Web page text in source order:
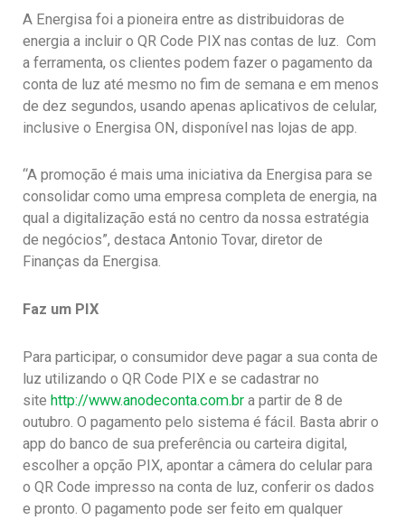
A Energisa foi a pioneira entre as distribuidoras de
energia a incluir o QR Code PIX nas contas de luz. Com
a ferramenta, os clientes podem fazer o pagamento da
conta de luz até mesmo no fim de semana e em menos
de dez segundos, usando apenas aplicativos de celular,
inclusive o Energisa ON, disponível nas lojas de app.
“A promoção é mais uma iniciativa da Energisa para se
consolidar como uma empresa completa de energia, na
qual a digitalização está no centro da nossa estratégia
de negócios”, destaca Antonio Tovar, diretor de
Finanças da Energisa.
Faz um PIX
Para participar, o consumidor deve pagar a sua conta de
luz utilizando o QR Code PIX e se cadastrar no
site http://www.anodeconta.com.br a partir de 8 de
outubro. O pagamento pelo sistema é fácil. Basta abrir o
app do banco de sua preferência ou carteira digital,
escolher a opção PIX, apontar a câmera do celular para
o QR Code impresso na conta de luz, conferir os dados
e pronto. O pagamento pode ser feito em qualquer